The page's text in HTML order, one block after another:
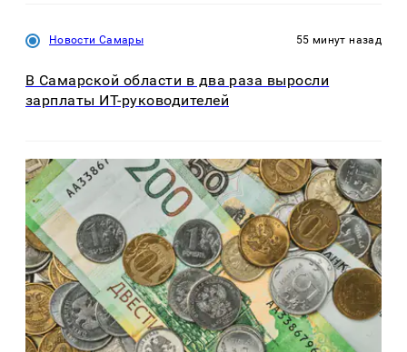
Новости Самары 55 минут назад
В Самарской области в два раза выросли
зарплаты ИТ-руководителей